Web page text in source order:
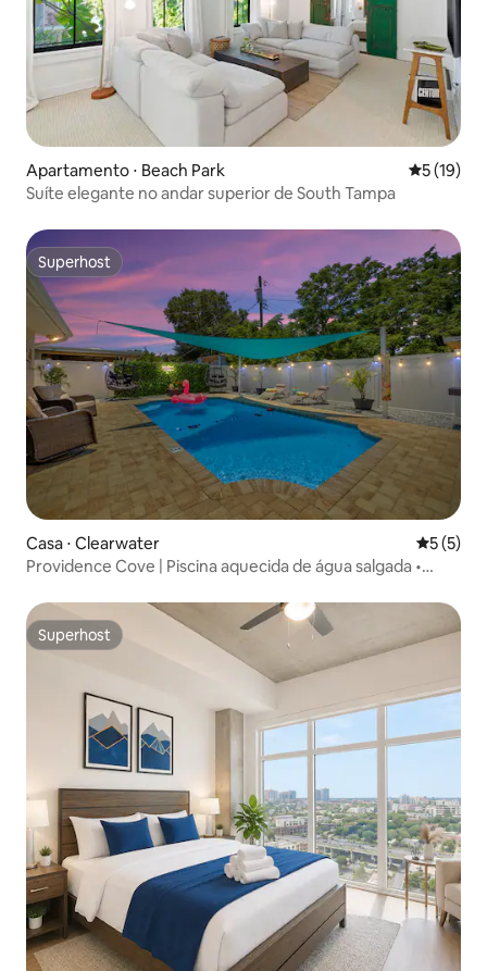
Apartamento ⋅ Beach Park 5 de uma
5 (19)
Suíte elegante no andar superior de South Tampa
Superhost
Superhost
Casa ⋅ Clearwater 5 de
5 (5)
Providence Cove | Piscina aquecida de água salgada •
Superhost
Superhost